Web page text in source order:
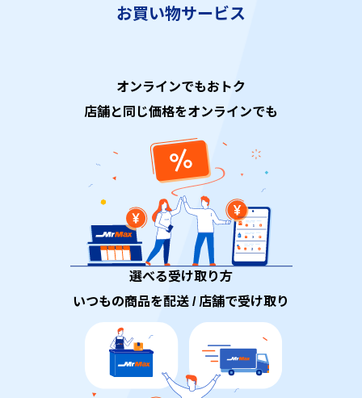
お買い物サービス
オンラインでもおトク
店舗と同じ価格をオンラインでも
選べる受け取り方
いつもの商品を配送 / 店舗で受け取り